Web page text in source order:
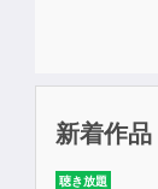
新着作品
聴き放題